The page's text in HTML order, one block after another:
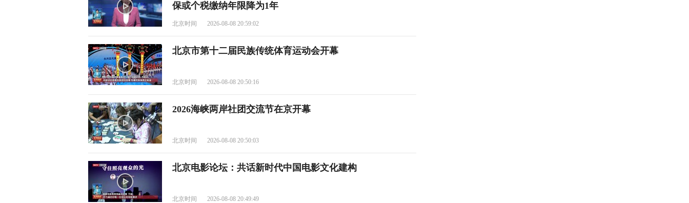
保或个税缴纳年限降为1年
北京时间 2026-08-08 20:59:02
北京市第十二届民族传统体育运动会开幕
北京时间 2026-08-08 20:50:16
2026海峡两岸社团交流节在京开幕
北京时间 2026-08-08 20:50:03
北京电影论坛：共话新时代中国电影文化建构
北京时间 2026-08-08 20:49:49